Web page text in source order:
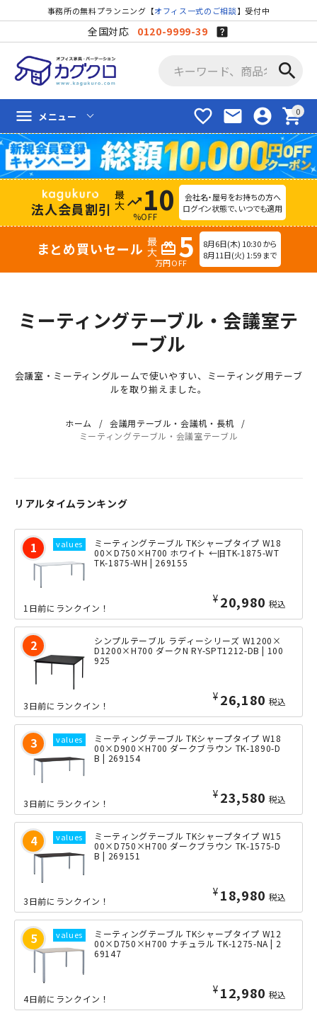
事務所の無料プランニング【オフィス一式のご相談】受付中
全国対応 0120-9999-39
search
favorite_border mail account_circle shopping_cart
menu メニュー
法人会員割引 trending_up 10
%OFF
会社名・屋号をお持ちの方へ
ログイン状態で、いつでも適用
まとめ買いセール redeem 5
万円OFF
8月6日(木) 10:30 から
8月11日(火) 1:59 まで
ミーティングテーブル・会議室テ
ーブル
会議室・ミーティングルームで使いやすい、ミーティング用テーブ
ルを取り揃えました。
ホーム
会議用テーブル・会議机・長机
ミーティングテーブル・会議室テーブル
リアルタイムランキング
ミーティングテーブル TKシャープタイプ W18
00×D750×H700 ホワイト ←旧TK-1875-WT
TK-1875-WH | 269155
¥ 20,980 税込
1日前にランクイン！
シンプルテーブル ラディーシリーズ W1200×
D1200×H700 ダークN RY-SPT1212-DB | 100
925
¥ 26,180 税込
3日前にランクイン！
ミーティングテーブル TKシャープタイプ W18
00×D900×H700 ダークブラウン TK-1890-D
B | 269154
¥ 23,580 税込
3日前にランクイン！
ミーティングテーブル TKシャープタイプ W15
00×D750×H700 ダークブラウン TK-1575-D
B | 269151
¥ 18,980 税込
3日前にランクイン！
ミーティングテーブル TKシャープタイプ W12
00×D750×H700 ナチュラル TK-1275-NA | 2
69147
¥ 12,980 税込
4日前にランクイン！